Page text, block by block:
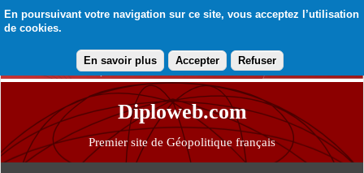
En poursuivant votre navigation sur ce site, vous acceptez l’utilisation
de cookies.
En savoir plus Accepter Refuser
Diploweb.com
Premier site de Géopolitique français